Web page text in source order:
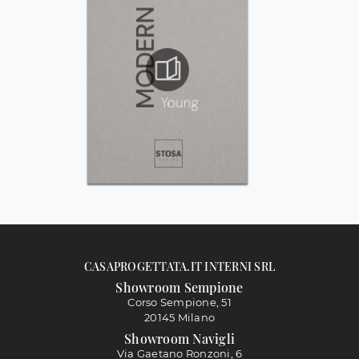
CASAPROGETTATA.IT INTERNI SRL
Showroom Sempione
Corso Sempione, 51
20145 Milano
Showroom Navigli
Via Gaetano Ronzoni, 6